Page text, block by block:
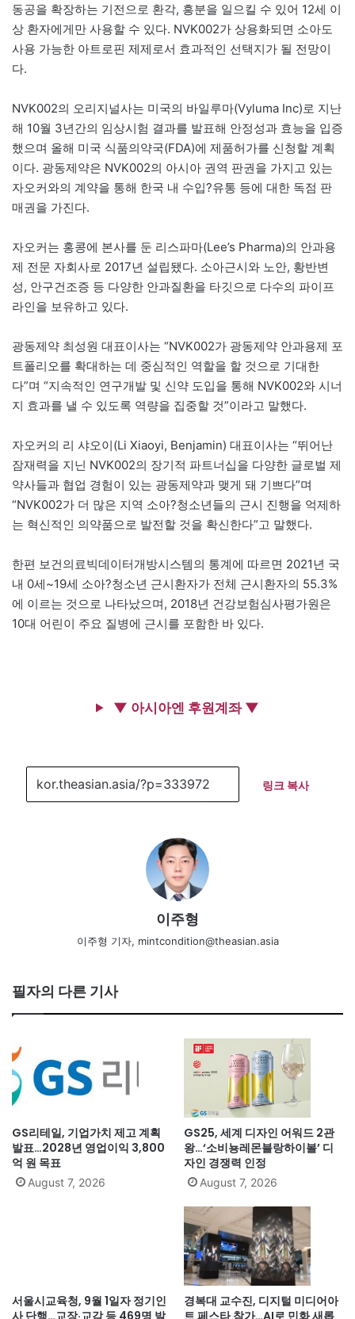
동공을 확장하는 기전으로 환각, 흥분을 일으킬 수 있어 12세 이
상 환자에게만 사용할 수 있다. NVK002가 상용화되면 소아도
사용 가능한 아트로핀 제제로서 효과적인 선택지가 될 전망이
다.
NVK002의 오리지널사는 미국의 바일루마(Vyluma Inc)로 지난
해 10월 3년간의 임상시험 결과를 발표해 안정성과 효능을 입증
했으며 올해 미국 식품의약국(FDA)에 제품허가를 신청할 계획
이다. 광동제약은 NVK002의 아시아 권역 판권을 가지고 있는
자오커와의 계약을 통해 한국 내 수입?유통 등에 대한 독점 판
매권을 가진다.
자오커는 홍콩에 본사를 둔 리스파마(Lee’s Pharma)의 안과용
제 전문 자회사로 2017년 설립됐다. 소아근시와 노안, 황반변
성, 안구건조증 등 다양한 안과질환을 타깃으로 다수의 파이프
라인을 보유하고 있다.
광동제약 최성원 대표이사는 “NVK002가 광동제약 안과용제 포
트폴리오를 확대하는 데 중심적인 역할을 할 것으로 기대한
다”며 “지속적인 연구개발 및 신약 도입을 통해 NVK002와 시너
지 효과를 낼 수 있도록 역량을 집중할 것”이라고 말했다.
자오커의 리 샤오이(Li Xiaoyi, Benjamin) 대표이사는 “뛰어난
잠재력을 지닌 NVK002의 장기적 파트너십을 다양한 글로벌 제
약사들과 협업 경험이 있는 광동제약과 맺게 돼 기쁘다”며
“NVK002가 더 많은 지역 소아?청소년들의 근시 진행을 억제하
는 혁신적인 의약품으로 발전할 것을 확신한다”고 말했다.
한편 보건의료빅데이터개방시스템의 통계에 따르면 2021년 국
내 0세~19세 소아?청소년 근시환자가 전체 근시환자의 55.3%
에 이르는 것으로 나타났으며, 2018년 건강보험심사평가원은
10대 어린이 주요 질병에 근시를 포함한 바 있다.
▼ 아시아엔 후원계좌 ▼
링크 복사
이주형
이주형 기자, mintcondition@theasian.asia
필자의 다른 기사
GS리테일, 기업가치 제고 계획
발표…2028년 영업이익 3,800
억 원 목표
August 7, 2026
GS25, 세계 디자인 어워드 2관
왕…‘소비뇽레몬블랑하이볼’ 디
자인 경쟁력 인정
August 7, 2026
서울시교육청, 9월 1일자 정기인
사 단행…교장·교감 등 469명 발
경복대 교수진, 디지털 미디어아
트 페스타 참가…AI로 민화 새롭